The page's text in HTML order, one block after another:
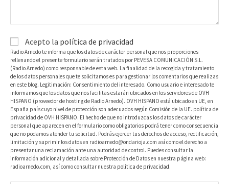
Acepto la política de privacidad
Radio Arnedo te informa que los datos de carácter personal que nos proporciones
rellenando el presente formulario serán tratados por PEVESA COMUNICACIÓN S.L.
(Radio Arnedo) como responsable de esta web. La finalidad de la recogida y tratamiento
de los datos personales que te solicitamos es para gestionar los comentarios que realizas
en este blog. Legitimación: Consentimiento del interesado. Como usuario e interesado te
informamos que los datos que nos facilitas estarán ubicados en los servidores de OVH
HISPANO (proveedor de hosting de Radio Arnedo). OVH HISPANO está ubicado en UE, en
España país cuyo nivel de protección son adecuados según Comisión de la UE. política de
privacidad de OVH HISPANO. El hecho de que no introduzcas los datos de carácter
personal que aparecen en el formulario como obligatorios podrá tener como consecuencia
que no podamos atender tu solicitud. Podrás ejercer tus derechos de acceso, rectificación,
limitación y suprimir los datos en radioarnedo@ondarioja.com así como el derecho a
presentar una reclamación ante una autoridad de control. Puedes consultar la
información adicional y detallada sobre Protección de Datos en nuestra página web:
radioarnedo.com, así como consultar nuestra política de privacidad.